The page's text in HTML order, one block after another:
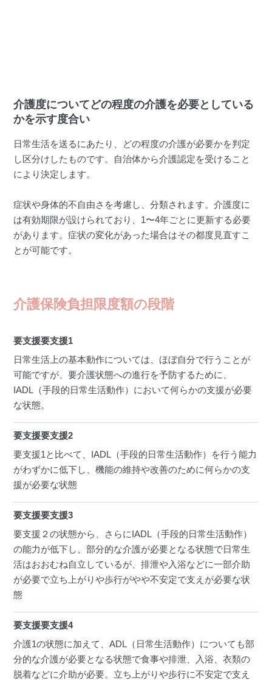
介護度についてどの程度の介護を必要としている
かを示す度合い
日常生活を送るにあたり、どの程度の介護が必要かを判定
し区分けしたものです。自治体から介護認定を受けること
により決定します。
症状や身体的不自由さを考慮し、分類されます。介護度に
は有効期限が設けられており、1〜4年ごとに更新する必要
があります。症状の変化があった場合はその都度見直すこ
とが可能です。
介護保険負担限度額の段階
要支援要支援1
日常生活上の基本動作については、ほぼ自分で行うことが
可能ですが、要介護状態への進行を予防するために、
IADL（手段的日常生活動作）において何らかの支援が必要
な状態。
要支援要支援2
要支援1と比べて、IADL（手段的日常生活動作）を行う能力
がわずかに低下し、機能の維持や改善のために何らかの支
援が必要な状態
要支援要支援3
要支援２の状態から、さらにIADL（手段的日常生活動作）
の能力が低下し、部分的な介護が必要となる状態で日常生
活はおおむね自立しているが、排泄や入浴などに一部介助
が必要で立ち上がりや歩行がやや不安定で支えが必要な状
態
要支援要支援4
介護1の状態に加えて、ADL（日常生活動作）についても部
分的な介護が必要となる状態で食事や排泄、入浴、衣類の
脱着などに介助が必要。立ち上がりや歩行に不安定で支え